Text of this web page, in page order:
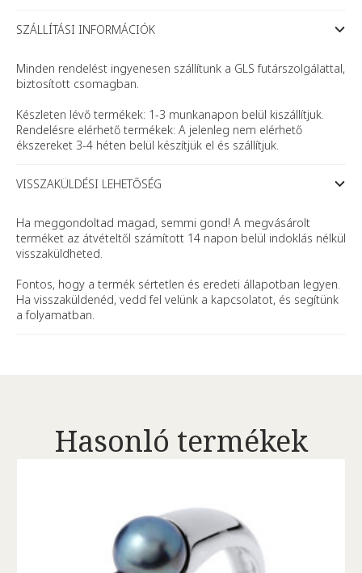
SZÁLLÍTÁSI INFORMÁCIÓK
Minden rendelést ingyenesen szállítunk a GLS futárszolgálattal,
biztosított csomagban.
Készleten lévő termékek: 1-3 munkanapon belül kiszállítjuk.
Rendelésre elérhető termékek: A jelenleg nem elérhető
ékszereket 3-4 héten belül készítjük el és szállítjuk.
VISSZAKÜLDÉSI LEHETŐSÉG
Ha meggondoltad magad, semmi gond! A megvásárolt
terméket az átvételtől számított 14 napon belül indoklás nélkül
visszaküldheted.
Fontos, hogy a termék sértetlen és eredeti állapotban legyen.
Ha visszaküldenéd, vedd fel velünk a kapcsolatot, és segítünk
a folyamatban.
Hasonló termékek